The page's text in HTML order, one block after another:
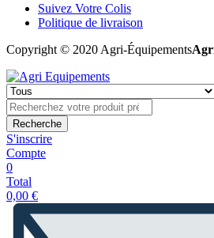
Suivez Votre Colis
Politique de livraison
Copyright © 2020 Agri-Équipements
Recherche
S'inscrire
Compte
0
Total
0,00 €